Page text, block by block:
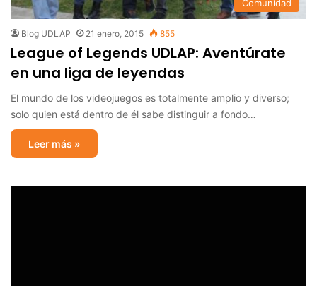
Comunidad
Blog UDLAP 21 enero, 2015 855
League of Legends UDLAP: Aventúrate
en una liga de leyendas
El mundo de los videojuegos es totalmente amplio y diverso;
solo quien está dentro de él sabe distinguir a fondo…
Leer más »